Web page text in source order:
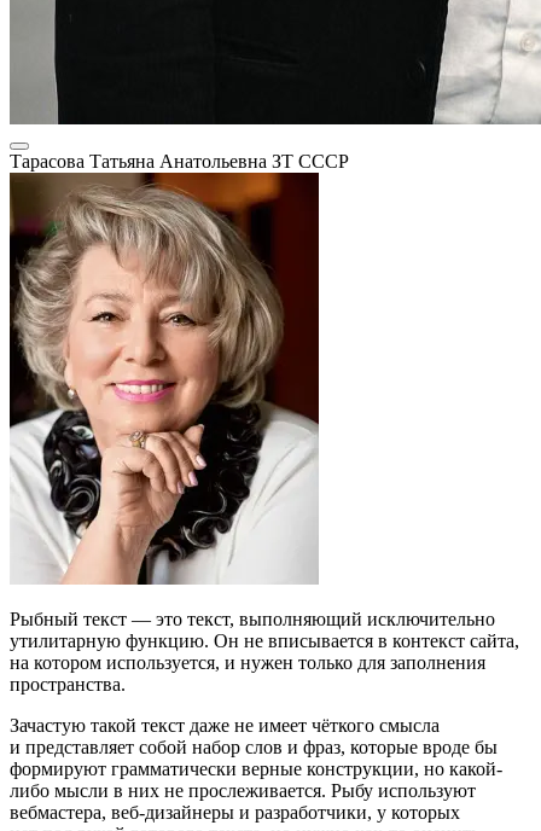
Тарасова Татьяна Анатольевна ЗТ СССР
Рыбный текст — это текст, выполняющий исключительно
утилитарную функцию. Он не вписывается в контекст сайта,
на котором используется, и нужен только для заполнения
пространства.
Зачастую такой текст даже не имеет чёткого смысла
и представляет собой набор слов и фраз, которые вроде бы
формируют грамматически верные конструкции, но какой-
либо мысли в них не прослеживается. Рыбу используют
вебмастера, веб-дизайнеры и разработчики, у которых